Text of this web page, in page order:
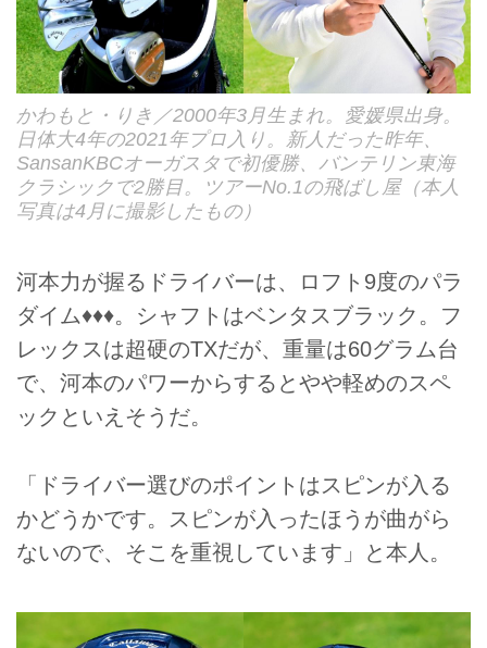
かわもと・りき／2000年3月生まれ。愛媛県出身。
日体大4年の2021年プロ入り。新人だった昨年、
SansanKBCオーガスタで初優勝、バンテリン東海
クラシックで2勝目。ツアーNo.1の飛ばし屋（本人
写真は4月に撮影したもの）
河本力が握るドライバーは、ロフト9度のパラ
ダイム♦♦♦。シャフトはベンタスブラック。フ
レックスは超硬のTXだが、重量は60グラム台
で、河本のパワーからするとやや軽めのスペ
ックといえそうだ。
「ドライバー選びのポイントはスピンが入る
かどうかです。スピンが入ったほうが曲がら
ないので、そこを重視しています」と本人。